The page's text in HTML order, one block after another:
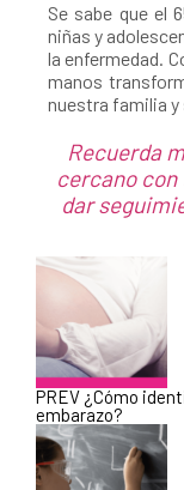
Se sabe que el
niñas y
la enfermedad.
manos
nuestra familia y
Recuerda
cercano con
dar
PREV ¿Cómo
embarazo?